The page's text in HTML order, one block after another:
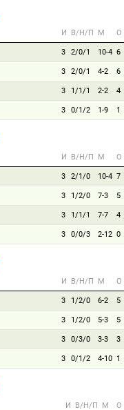
И В/Н/П М О
3 2/0/1 10-4 6
3 2/0/1 4-2 6
3 1/1/1 2-2 4
3 0/1/2 1-9 1
И В/Н/П М О
3 2/1/0 10-4 7
3 1/2/0 7-3 5
3 1/1/1 7-7 4
3 0/0/3 2-12 0
И В/Н/П М О
3 1/2/0 6-2 5
3 1/2/0 5-3 5
3 0/3/0 3-3 3
3 0/1/2 4-10 1
И В/Н/П М О